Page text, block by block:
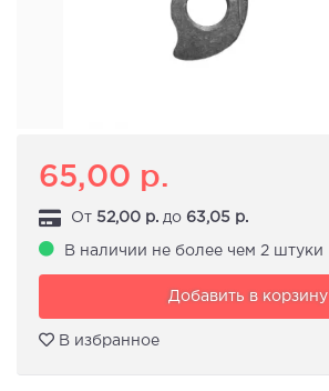
65,00 р.
От 52,00 р. до 63,05 р.
В наличии не более чем 2 штуки
Добавить в корзину
В избранное